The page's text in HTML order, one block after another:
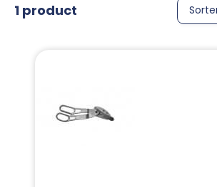
1 product